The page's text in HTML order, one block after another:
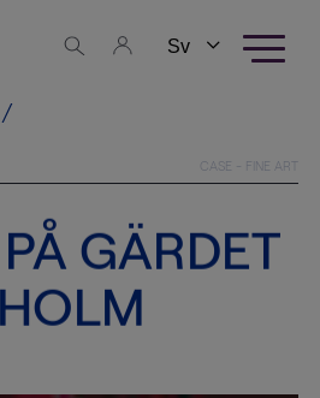
HighTech
Logistics
/
CASE - FINE ART
GÄRDET